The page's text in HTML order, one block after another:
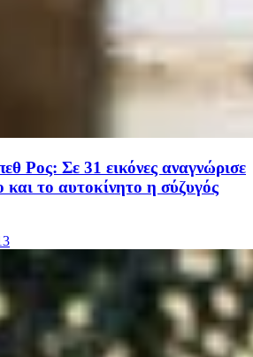
Ρος: Σε 31 εικόνες αναγνώρισε
και το αυτοκίνητο η σύζυγός